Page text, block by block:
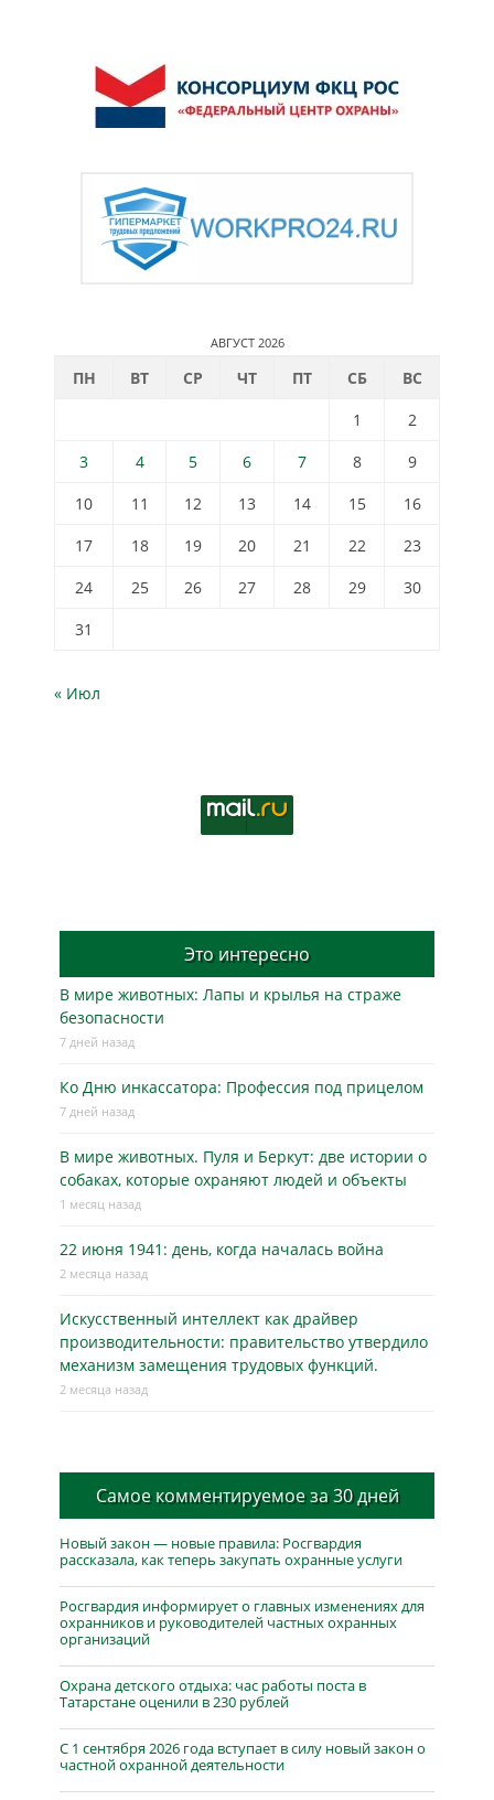
АВГУСТ 2026
ПН ВТ СР ЧТ ПТ СБ
ВС
1
2
3
4 5 6 7 8
9
10
11 12 13 14 15
16
17
18 19 20 21 22
23
24
25 26 27 28 29
30
31
« Июл
Это интересно
В мире животных: Лапы и крылья на страже
безопасности
7 дней назад
Ко Дню инкассатора: Профессия под прицелом
7 дней назад
В мире животных. Пуля и Беркут: две истории о
собаках, которые охраняют людей и объекты
1 месяц назад
22 июня 1941: день, когда началась война
2 месяца назад
Искусственный интеллект как драйвер
производительности: правительство утвердило
механизм замещения трудовых функций.
2 месяца назад
Самое комментируемое за 30 дней
Новый закон — новые правила: Росгвардия
рассказала, как теперь закупать охранные услуги
Росгвардия информирует о главных изменениях для
охранников и руководителей частных охранных
организаций
Охрана детского отдыха: час работы поста в
Татарстане оценили в 230 рублей
С 1 сентября 2026 года вступает в силу новый закон о
частной охранной деятельности